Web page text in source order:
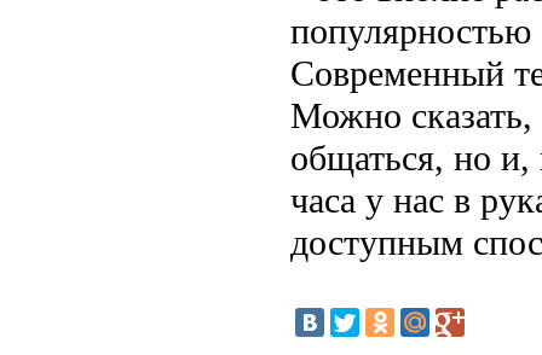
популярностью
Современный
Можно
общаться, но и,
часа у нас в
доступным